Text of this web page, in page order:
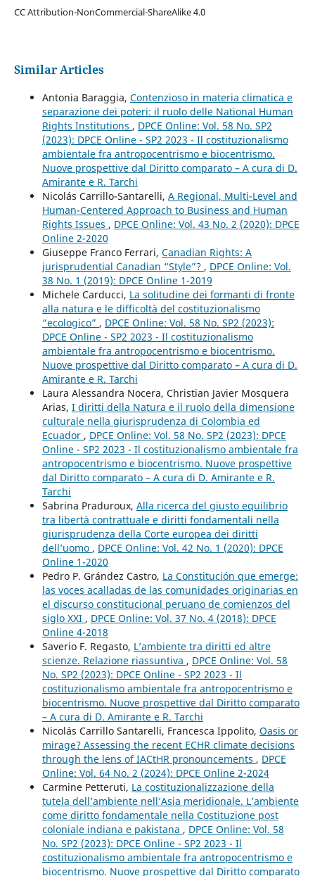
CC Attribution-NonCommercial-ShareAlike 4.0
Similar Articles
Antonia Baraggia, Contenzioso in materia climatica e
separazione dei poteri: il ruolo delle National Human
Rights Institutions , DPCE Online: Vol. 58 No. SP2
(2023): DPCE Online - SP2 2023 - Il costituzionalismo
ambientale fra antropocentrismo e biocentrismo.
Nuove prospettive dal Diritto comparato – A cura di D.
Amirante e R. Tarchi
Nicolás Carrillo-Santarelli, A Regional, Multi-Level and
Human-Centered Approach to Business and Human
Rights Issues , DPCE Online: Vol. 43 No. 2 (2020): DPCE
Online 2-2020
Giuseppe Franco Ferrari, Canadian Rights: A
jurisprudential Canadian “Style”? , DPCE Online: Vol.
38 No. 1 (2019): DPCE Online 1-2019
Michele Carducci, La solitudine dei formanti di fronte
alla natura e le difficoltà del costituzionalismo
“ecologico” , DPCE Online: Vol. 58 No. SP2 (2023):
DPCE Online - SP2 2023 - Il costituzionalismo
ambientale fra antropocentrismo e biocentrismo.
Nuove prospettive dal Diritto comparato – A cura di D.
Amirante e R. Tarchi
Laura Alessandra Nocera, Christian Javier Mosquera
Arias, I diritti della Natura e il ruolo della dimensione
culturale nella giurisprudenza di Colombia ed
Ecuador , DPCE Online: Vol. 58 No. SP2 (2023): DPCE
Online - SP2 2023 - Il costituzionalismo ambientale fra
antropocentrismo e biocentrismo. Nuove prospettive
dal Diritto comparato – A cura di D. Amirante e R.
Tarchi
Sabrina Praduroux, Alla ricerca del giusto equilibrio
tra libertà contrattuale e diritti fondamentali nella
giurisprudenza della Corte europea dei diritti
dell’uomo , DPCE Online: Vol. 42 No. 1 (2020): DPCE
Online 1-2020
Pedro P. Grández Castro, La Constitución que emerge:
las voces acalladas de las comunidades originarias en
el discurso constitucional peruano de comienzos del
siglo XXI , DPCE Online: Vol. 37 No. 4 (2018): DPCE
Online 4-2018
Saverio F. Regasto, L’ambiente tra diritti ed altre
scienze. Relazione riassuntiva , DPCE Online: Vol. 58
No. SP2 (2023): DPCE Online - SP2 2023 - Il
costituzionalismo ambientale fra antropocentrismo e
biocentrismo. Nuove prospettive dal Diritto comparato
– A cura di D. Amirante e R. Tarchi
Nicolás Carrillo Santarelli, Francesca Ippolito, Oasis or
mirage? Assessing the recent ECHR climate decisions
through the lens of IACtHR pronouncements , DPCE
Online: Vol. 64 No. 2 (2024): DPCE Online 2-2024
Carmine Petteruti, La costituzionalizzazione della
tutela dell’ambiente nell’Asia meridionale. L’ambiente
come diritto fondamentale nella Costituzione post
coloniale indiana e pakistana , DPCE Online: Vol. 58
No. SP2 (2023): DPCE Online - SP2 2023 - Il
costituzionalismo ambientale fra antropocentrismo e
biocentrismo. Nuove prospettive dal Diritto comparato